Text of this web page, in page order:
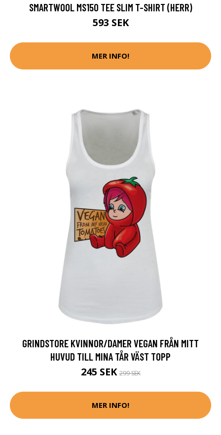
SMARTWOOL MS150 TEE SLIM T-SHIRT (HERR)
593 SEK
MER INFO!
GRINDSTORE KVINNOR/DAMER VEGAN FRÅN MITT
HUVUD TILL MINA TÅR VÄST TOPP
245 SEK299 SEK
MER INFO!